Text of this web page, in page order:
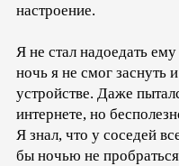
настроение.
Я не стал надоедать
ночь я не смог заснуть
устройстве. Даже
интернете, но
Я знал, что у соседей
бы ночью не